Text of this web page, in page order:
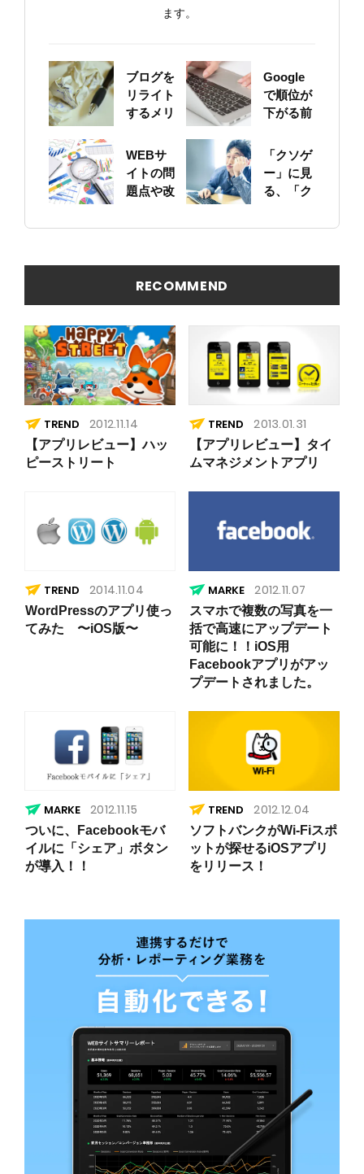
ます。
ブログを
リライト
するメリ
いて
Google
で順位が
下がる前
のサイト
をちゃん
と確認し
WEBサ
イトの問
題点や改
トの概要
見つける
方法
「クソゲ
ー」に見
る、「ク
ト」の原
RECOMMEND
TREND 2012.11.14
【アプリレビュー】ハッ
ピーストリート
TREND 2013.01.31
【アプリレビュー】タイ
ムマネジメントアプリ
TREND 2014.11.04
WordPressのアプリ使っ
てみた 〜iOS版〜
2012.11.07
スマホで複数の写真を一
括で高速にアップデート
可能に！！iOS用
Facebookアプリがアッ
プデートされました。
2012.11.15
ついに、Facebookモバ
イルに「シェア」ボタン
が導入！！
TREND 2012.12.04
ソフトバンクがWi-Fiスポ
ットが探せるiOSアプリ
をリリース！